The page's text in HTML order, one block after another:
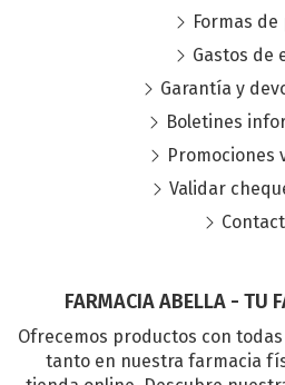
FARMACIA ABELLA - TU
Ofrecemos productos con
tanto en nuestra farmacia
Formas de
Gastos de
Garantía y
Boletines
Promociones
Validar